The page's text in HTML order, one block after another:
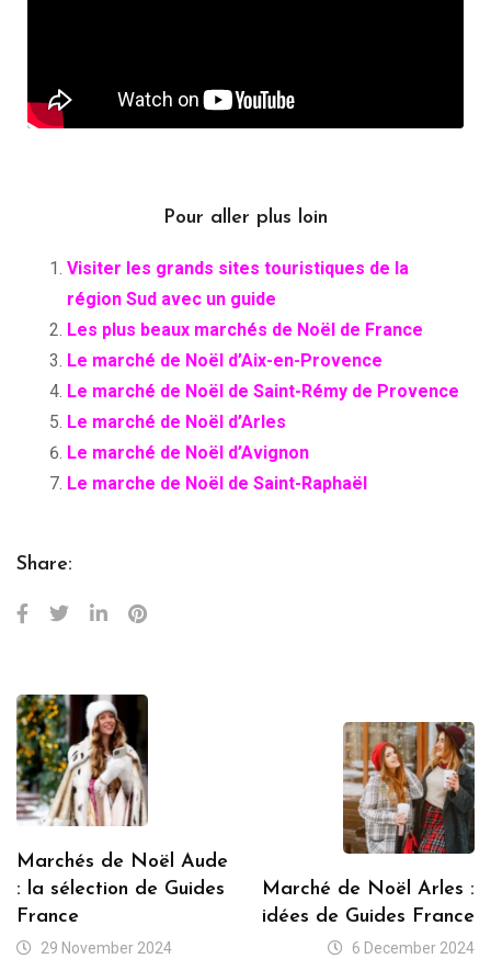
Pour aller plus loin
Visiter les grands sites touristiques de la
région Sud avec un guide
Les plus beaux marchés de Noël de France
Le marché de Noël d’Aix-en-Provence
Le marché de Noël de Saint-Rémy de Provence
Le marché de Noël d’Arles
Le marché de Noël d’Avignon
Le marche de Noël de Saint-Raphaël
Share:
Marchés de Noël Aude
: la sélection de Guides
France
29 November 2024
Marché de Noël Arles :
idées de Guides France
6 December 2024